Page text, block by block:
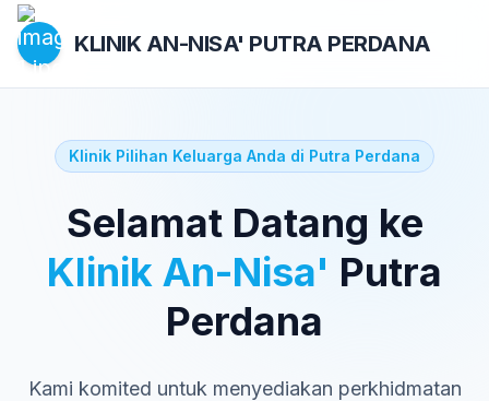
KLINIK AN-NISA' PUTRA PERDANA
Klinik Pilihan Keluarga Anda di Putra Perdana
Selamat Datang ke
Klinik An-Nisa' Putra
Perdana
Kami komited untuk menyediakan perkhidmatan